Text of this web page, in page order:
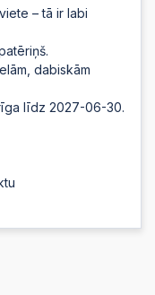
– tā ir labi
dabiskām
līdz 2027-06-30.